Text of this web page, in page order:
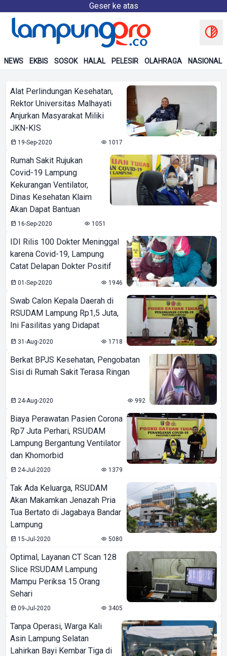
Geser ke atas
NEWS EKBIS SOSOK HALAL PELESIR OLAHRAGA NASIONAL
Alat Perlindungan Kesehatan,
Rektor Universitas Malhayati
Anjurkan Masyarakat Miliki
JKN-KIS
19-Sep-2020 1017
Rumah Sakit Rujukan
Covid-19 Lampung
Kekurangan Ventilator,
Dinas Kesehatan Klaim
Akan Dapat Bantuan
16-Sep-2020 1051
IDI Rilis 100 Dokter Meninggal
karena Covid-19, Lampung
Catat Delapan Dokter Positif
01-Sep-2020 1946
Swab Calon Kepala Daerah di
RSUDAM Lampung Rp1,5 Juta,
Ini Fasilitas yang Didapat
31-Aug-2020 1718
Berkat BPJS Kesehatan, Pengobatan
Sisi di Rumah Sakit Terasa Ringan
24-Aug-2020 992
Biaya Perawatan Pasien Corona
Rp7 Juta Perhari, RSUDAM
Lampung Bergantung Ventilator
dan Khomorbid
24-Jul-2020 1379
Tak Ada Keluarga, RSUDAM
Akan Makamkan Jenazah Pria
Tua Bertato di Jagabaya Bandar
Lampung
15-Jul-2020 5080
Optimal, Layanan CT Scan 128
Slice RSUDAM Lampung
Mampu Periksa 15 Orang
Sehari
09-Jul-2020 3405
Tanpa Operasi, Warga Kali
Asin Lampung Selatan
Lahirkan Bayi Kembar Tiga di